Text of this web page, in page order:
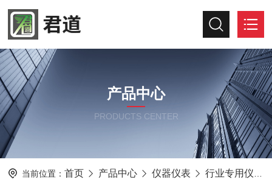
产品中心
PRODUCTS CENTER
当前位置： 首页 产品中心 仪器仪表 行业专用仪器仪表